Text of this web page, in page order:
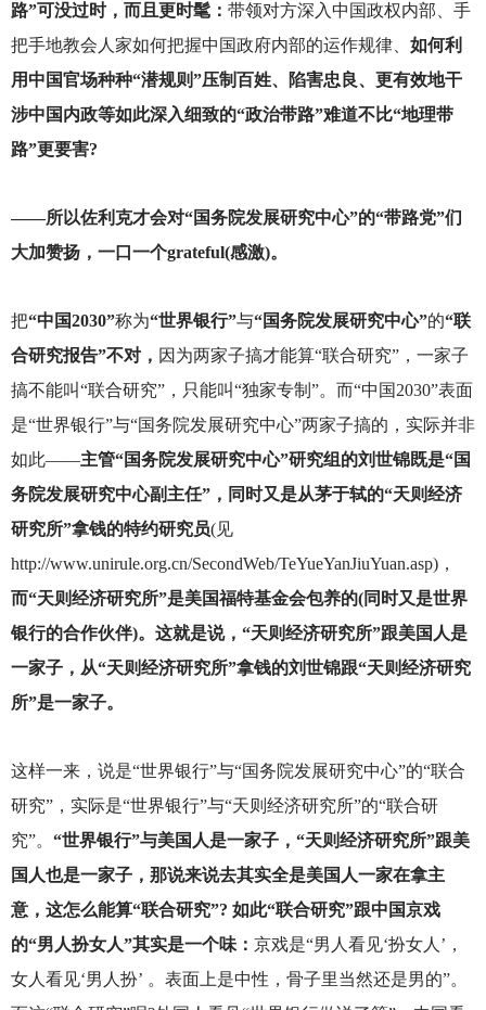
路”可没过时，而且更时髦： 带领对方深入中国政权内部、手
把手地教会人家如何把握中国政府内部的运作规律、 如何利
用中国官场种种“潜规则”压制百姓、陷害忠良、更有效地干
涉中国内政等如此深入细致的“政治带路”难道不比“地理带
路”更要害?
——所以佐利克才会对“国务院发展研究中心”的“带路党”们
大加赞扬，一口一个grateful(感激)。
把“中国2030”称为“世界银行”与“国务院发展研究中心”的“联
合研究报告”不对， 因为两家子搞才能算“联合研究”，一家子
搞不能叫“联合研究”，只能叫“独家专制”。而“中国2030”表面
是“世界银行”与“国务院发展研究中心”两家子搞的，实际并非
如此——主管“国务院发展研究中心”研究组的刘世锦既是“国
务院发展研究中心副主任”，同时又是从茅于轼的“天则经济
研究所”拿钱的特约研究员(见
http://www.unirule.org.cn/SecondWeb/TeYueYanJiuYuan.asp)，
而“天则经济研究所”是美国福特基金会包养的(同时又是世界
银行的合作伙伴)。这就是说，“天则经济研究所”跟美国人是
一家子，从“天则经济研究所”拿钱的刘世锦跟“天则经济研究
所”是一家子。
这样一来，说是“世界银行”与“国务院发展研究中心”的“联合
研究”，实际是“世界银行”与“天则经济研究所”的“联合研
究”。 “世界银行”与美国人是一家子，“天则经济研究所”跟美
国人也是一家子，那说来说去其实全是美国人一家在拿主
意，这怎么能算“联合研究”? 如此“联合研究”跟中国京戏
的“男人扮女人”其实是一个味： 京戏是“男人看见‘扮女人’，
女人看见‘男人扮’ 。表面上是中性，骨子里当然还是男的”。